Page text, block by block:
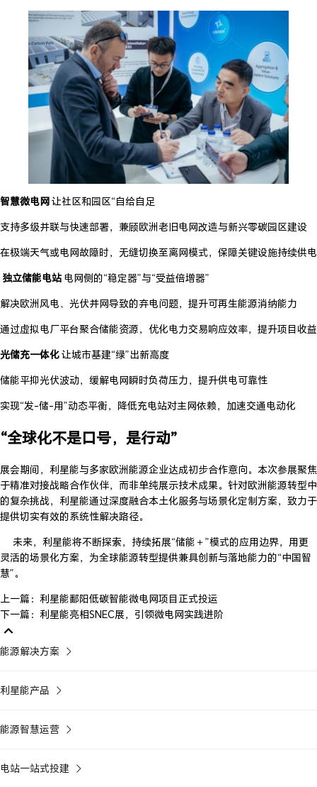
智慧微电网让社区和园区“自给自足
支持多级并联与快速部署，兼顾欧洲老旧电网改造与新兴零碳园区建设
在极端天气或电网故障时，无缝切换至离网模式，保障关键设施持续供电
独立储能电站 电网侧的“稳定器”与“受益倍增器”
解决欧洲风电、光伏并网导致的弃电问题，提升可再生能源消纳能力
通过虚拟电厂平台聚合储能资源，优化电力交易响应效率，提升项目收益
光储充一体化让城市基建“绿”出新高度
储能平抑光伏波动，缓解电网瞬时负荷压力，提升供电可靠性
实现“发-储-用”动态平衡，降低充电站对主网依赖，加速交通电动化
“全球化不是口号，是行动”
展会期间，利星能与多家欧洲能源企业达成初步合作意向。本次参展聚焦
于精准对接战略合作伙伴，而非单纯展示技术成果。针对欧洲能源转型中
的复杂挑战，利星能通过深度融合本土化服务与场景化定制方案，致力于
提供切实有效的系统性解决路径。
未来，利星能将不断探索，持续拓展“储能＋”模式的应用边界，用更
灵活的场景化方案，为全球能源转型提供兼具创新与落地能力的“中国智
慧”。
上一篇：利星能鄱阳低碳智能微电网项目正式投运
下一篇：利星能亮相SNEC展，引领微电网实践进阶
能源解决方案
利星能产品
能源智慧运营
电站一站式投建